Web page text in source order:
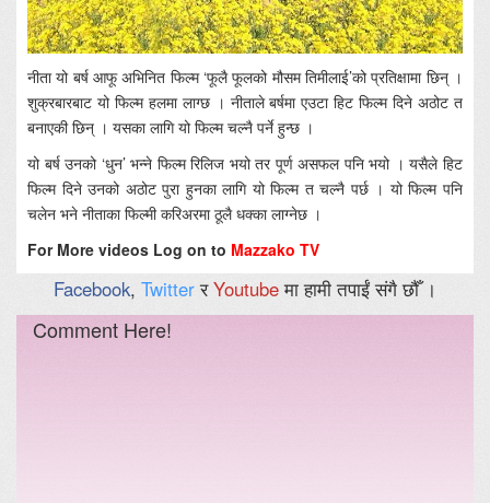
नीता यो बर्ष आफू अभिनित फिल्म ‘फूलै फूलको मौसम तिमीलाई’को प्रतिक्षामा छिन् ।
शुक्रबारबाट यो फिल्म हलमा लाग्छ । नीताले बर्षमा एउटा हिट फिल्म दिने अठोट त
बनाएकी छिन् । यसका लागि यो फिल्म चल्नै पर्ने हुन्छ ।
यो बर्ष उनको ‘धुन’ भन्ने फिल्म रिलिज भयो तर पूर्ण असफल पनि भयो । यसैले हिट
फिल्म दिने उनको अठोट पुरा हुनका लागि यो फिल्म त चल्नै पर्छ । यो फिल्म पनि
चलेन भने नीताका फिल्मी करिअरमा ठूलै धक्का लाग्नेछ ।
For More videos Log on to Mazzako TV
Facebook, TwitterरYoutubeमा हामी तपाईं संगै छौँ ।
Comment Here!